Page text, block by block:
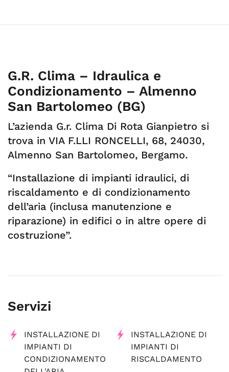
G.R. Clima – Idraulica e
Condizionamento – Almenno
San Bartolomeo (BG)
L’azienda G.r. Clima Di Rota Gianpietro si
trova in VIA F.LLI RONCELLI, 68, 24030,
Almenno San Bartolomeo, Bergamo.
“Installazione di impianti idraulici, di
riscaldamento e di condizionamento
dell’aria (inclusa manutenzione e
riparazione) in edifici o in altre opere di
costruzione”.
Servizi
INSTALLAZIONE DI
IMPIANTI DI
CONDIZIONAMENTO
INSTALLAZIONE DI
IMPIANTI DI
RISCALDAMENTO